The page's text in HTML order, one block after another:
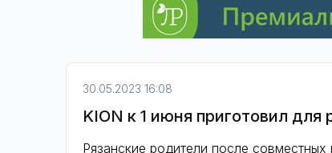
30.05.2023 16:08
KION к 1 июня приготовил
Рязанские родители после